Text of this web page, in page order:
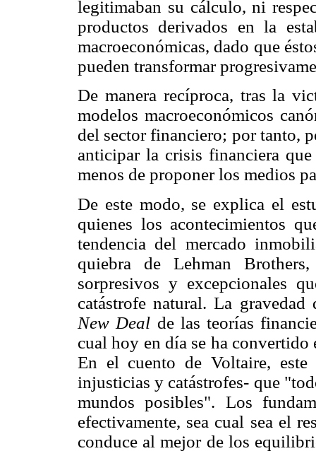
legitimaban su cálculo, ni
productos derivados en la
macroeconómicas, dado que
pueden transformar
De manera recíproca, tras la
modelos macroeconómicos
del sector financiero; por tanto,
anticipar la crisis financiera
menos de proponer los medios
De este modo, se explica el
quienes los acontecimientos
tendencia del mercado
quiebra de Lehman
sorpresivos y excepcionales
catástrofe natural. La
New Deal de las teorías
cual hoy en día se ha
En el cuento de Voltaire, este
injusticias y catástrofes- que
mundos posibles". Los
efectivamente, sea cual sea el
conduce al mejor de los